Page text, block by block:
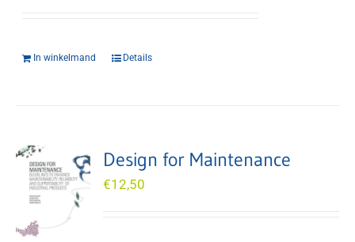
In winkelmand Details
Design for Maintenance
€12,50